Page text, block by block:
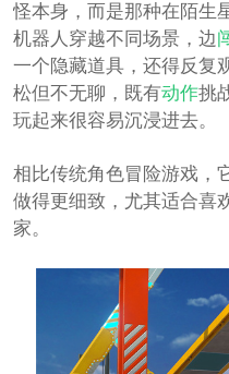
怪本身，而是那种在陌生
机器人穿越不同场景，边
一个隐藏道具，还得反复
松但不无聊，既有动作挑
玩起来很容易沉浸进去。
相比传统角色冒险游戏，
做得更细致，尤其适合喜
家。